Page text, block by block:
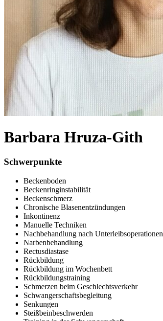
Barbara Hruza-Gith
Schwerpunkte
Beckenboden
Beckenringinstabilität
Beckenschmerz
Chronische Blasenentzündungen
Inkontinenz
Manuelle Techniken
Nachbehandlung nach Unterleibsoperationen
Narbenbehandlung
Rectusdiastase
Rückbildung
Rückbildung im Wochenbett
Rückbildungstraining
Schmerzen beim Geschlechtsverkehr
Schwangerschaftsbegleitung
Senkungen
Steißbeinbeschwerden